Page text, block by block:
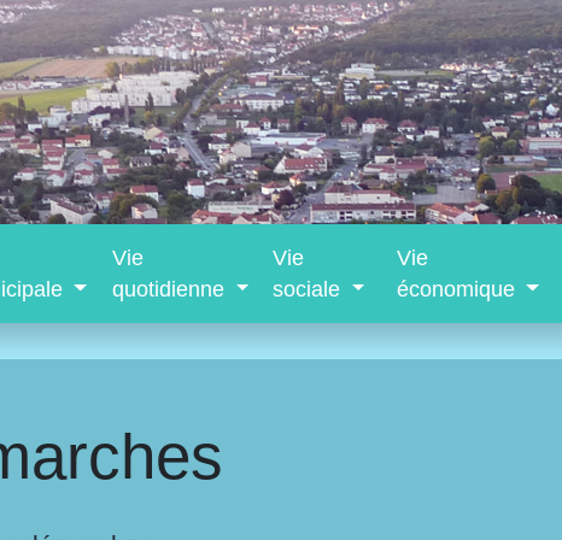
Vie
quotidienne
Vie
sociale
Vie
économique